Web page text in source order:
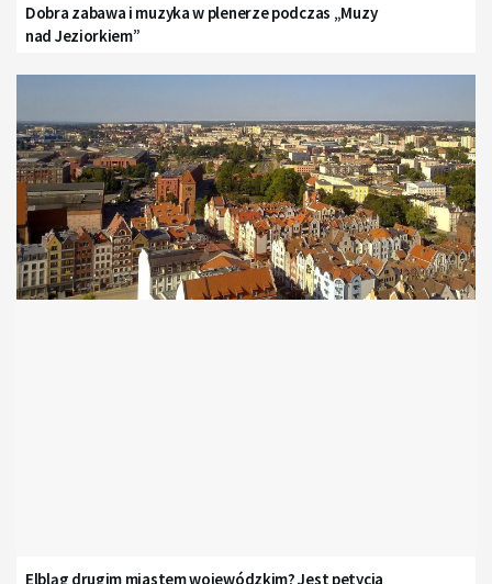
Dobra zabawa i muzyka w plenerze podczas „Muzy
nad Jeziorkiem”
Elbląg drugim miastem wojewódzkim? Jest petycja